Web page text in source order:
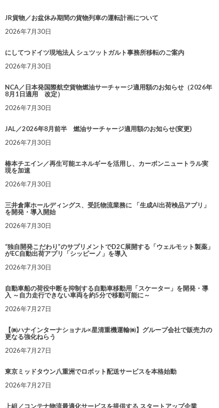
JR貨物／お盆休み期間の貨物列車の運転計画について
2026年7月30日
にしてつドイツ現地法人 シュツットガルト事務所移転のご案内
2026年7月30日
NCA／日本発国際航空貨物燃油サーチャージ適用額のお知らせ（2026年
8月1日適用 改定）
2026年7月30日
JAL／2026年8月前半 燃油サーチャージ適用額のお知らせ(変更)
2026年7月30日
椿本チエイン／再生可能エネルギーを活用し、カーボンニュートラル実
現を加速
2026年7月30日
三井倉庫ホールディングス、受託物流業務に 「生成AI出荷検品アプリ」
を開発・導入開始
2026年7月30日
“独自開発こだわり”のサプリメントでD2C展開する「ウェルモット製薬」
がEC自動出荷アプリ「シッピーノ」を導入
2026年7月30日
自動車船の荷役中断を抑制する自動車移動用「スケーター」を開発・導
入 ～自力走行できない車両を約5分で移動可能に～
2026年7月27日
【㈱ハナインターナショナル×星清重機運輸㈱】グループ会社で販売力の
更なる強化ねらう
2026年7月27日
東京ミッドタウン八重洲でロボット配送サービスを本格始動
2026年7月27日
上組／コンテナ物流最適化サービスを提供する スタートアップ企業